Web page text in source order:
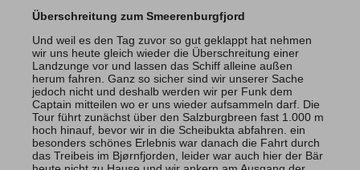
Überschreitung zum Smeerenburgfjord
Und weil es den Tag zuvor so gut geklappt hat nehmen
wir uns heute gleich wieder die Überschreitung einer
Landzunge vor und lassen das Schiff alleine außen
herum fahren. Ganz so sicher sind wir unserer Sache
jedoch nicht und deshalb werden wir per Funk dem
Captain mitteilen wo er uns wieder aufsammeln darf. Die
Tour führt zunächst über den Salzburgbreen fast 1.000 m
hoch hinauf, bevor wir in die Scheibukta abfahren. ein
besonders schönes Erlebnis war danach die Fahrt durch
das Treibeis im Bjørnfjorden, leider war auch hier der Bär